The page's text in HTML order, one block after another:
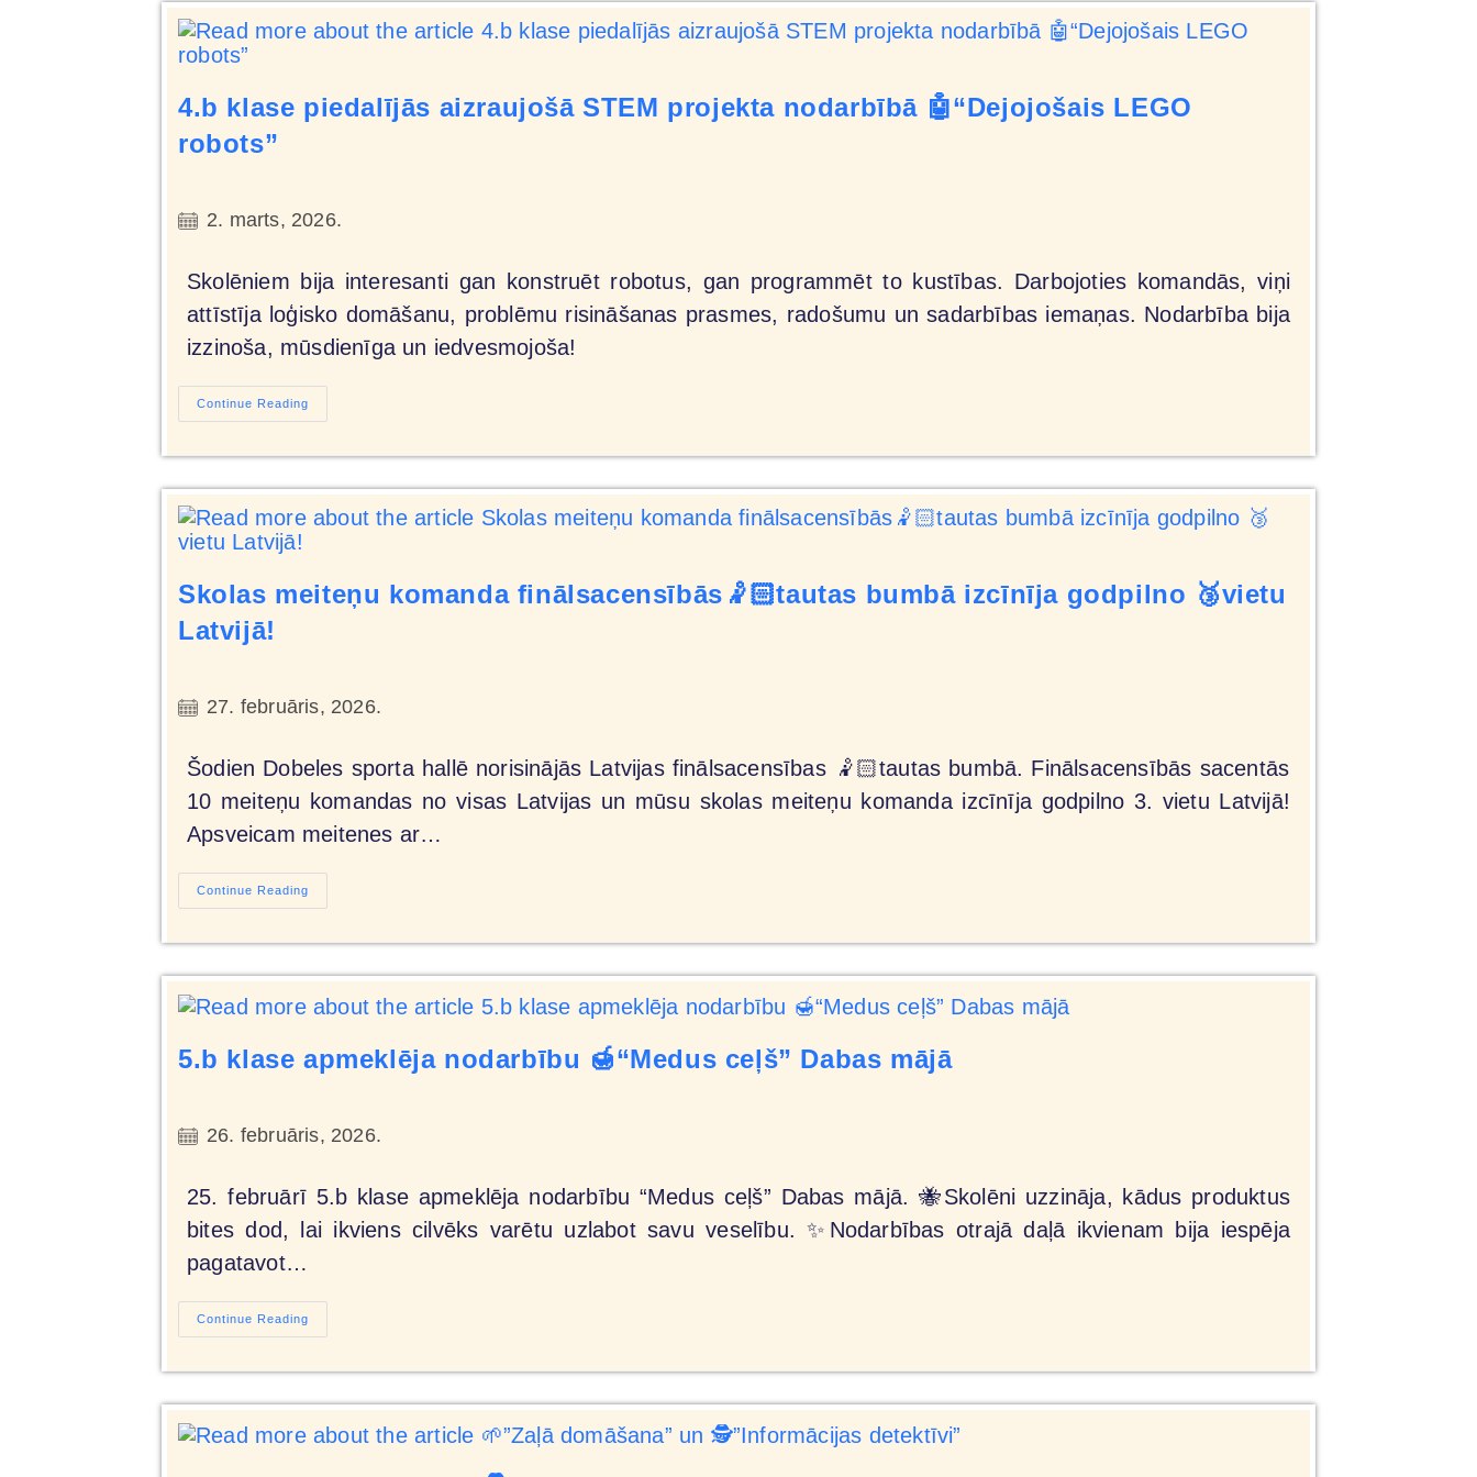
4.b klase piedalījās aizraujošā STEM projekta nodarbībā 🤖“Dejojošais LEGO
robots”
2. marts, 2026.
Skolēniem bija interesanti gan konstruēt robotus, gan programmēt to kustības. Darbojoties komandās, viņi
attīstīja loģisko domāšanu, problēmu risināšanas prasmes, radošumu un sadarbības iemaņas. Nodarbība bija
izzinoša, mūsdienīga un iedvesmojoša!
Continue Reading
Skolas meiteņu komanda finālsacensībās🤾🏻tautas bumbā izcīnīja godpilno 🥉vietu
Latvijā!
27. februāris, 2026.
Šodien Dobeles sporta hallē norisinājās Latvijas finālsacensības 🤾🏻tautas bumbā. Finālsacensībās sacentās
10 meiteņu komandas no visas Latvijas un mūsu skolas meiteņu komanda izcīnīja godpilno 3. vietu Latvijā!
Apsveicam meitenes ar…
Continue Reading
5.b klase apmeklēja nodarbību 🍯“Medus ceļš” Dabas mājā
26. februāris, 2026.
25. februārī 5.b klase apmeklēja nodarbību “Medus ceļš” Dabas mājā. 🐝Skolēni uzzināja, kādus produktus
bites dod, lai ikviens cilvēks varētu uzlabot savu veselību. ✨Nodarbības otrajā daļā ikvienam bija iespēja
pagatavot…
Continue Reading